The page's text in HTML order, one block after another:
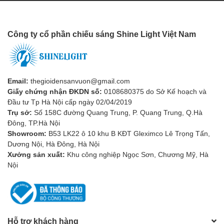
Chỉ kích hoạt khi cần thiết, giảm lãng phí điện năng và chi
phí bảo trì.
Tuổi thọ LED cao, hoạt động ổn định nhiều năm.
Tăng cường an toàn và tiện lợi
Đèn tự động chiếu sáng khi có người, đảm bảo an toàn khi
di chuyển trong khu vực tối.
Hạn chế nguy cơ té ngã và tăng cường an ninh khu vực.
Công ty cổ phần chiếu sáng Shine Light Việt Nam
Email: thegioidensanvuon@gmail.com
Giấy chứng nhận ĐKDN số: 0108680375 do Sở Kế hoạch và
Đầu tư Tp Hà Nội cấp ngày 02/04/2019
Trụ sở: Số 158C đường Quang Trung, P. Quang Trung, Q.Hà
Đông, TP.Hà Nội
Showroom: B53 LK22 ô 10 khu B KĐT Gleximco Lê Trọng Tấn,
Dương Nội, Hà Đông, Hà Nội
Xưởng sản xuất: Khu công nghiệp Ngọc Sơn, Chương Mỹ, Hà
Nội
Hỗ trợ khách hàng